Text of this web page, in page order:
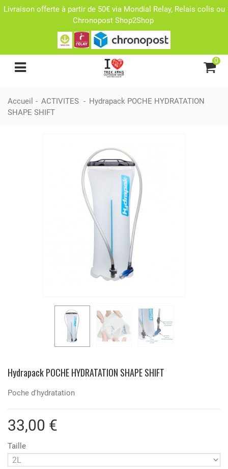
Livraison offerte à partir de 50€ via Mondial Relay, Relais colis ou
Chronopost Shop2Shop
0
Accueil - ACTIVITES - Hydrapack POCHE HYDRATATION
SHAPE SHIFT
Hydrapack POCHE HYDRATATION SHAPE SHIFT
Poche d'hydratation
33,00 €
Taille